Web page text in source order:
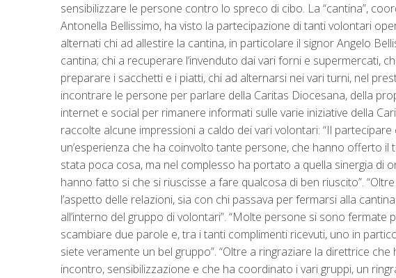
sensibilizzare le persone contro lo spreco di cibo. La “cantina”,
Antonella Bellissimo, ha visto la partecipazione di tanti volontari
alternati chi ad allestire la cantina, in particolare il signor Angelo
cantina; chi a recuperare l’invenduto dai vari forni e supermercati,
preparare i sacchetti e i piatti, chi ad alternarsi nei vari turni, nel
incontrare le persone per parlare della Caritas Diocesana, della
internet e social per rimanere informati sulle varie iniziative della
raccolte alcune impressioni a caldo dei vari volontari: “Il
un’esperienza che ha coinvolto tante persone, che hanno offerto il
stata poca cosa, ma nel complesso ha portato a quella sinergia di
hanno fatto si che si riuscisse a fare qualcosa di ben riuscito”.
l’aspetto delle relazioni, sia con chi passava per fermarsi alla
all’interno del gruppo di volontari”. “Molte persone si sono
scambiare due parole e, tra i tanti complimenti ricevuti, uno in
siete veramente un bel gruppo”. “Oltre a ringraziare la direttrice
incontro, sensibilizzazione e che ha coordinato i vari gruppi, un